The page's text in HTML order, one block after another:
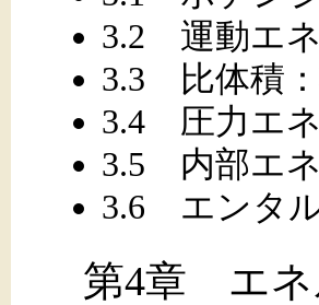
3.2 運動エ
3.3 比体積
3.4 圧力エ
3.5 内部エ
3.6 エンタ
第4章 エネ